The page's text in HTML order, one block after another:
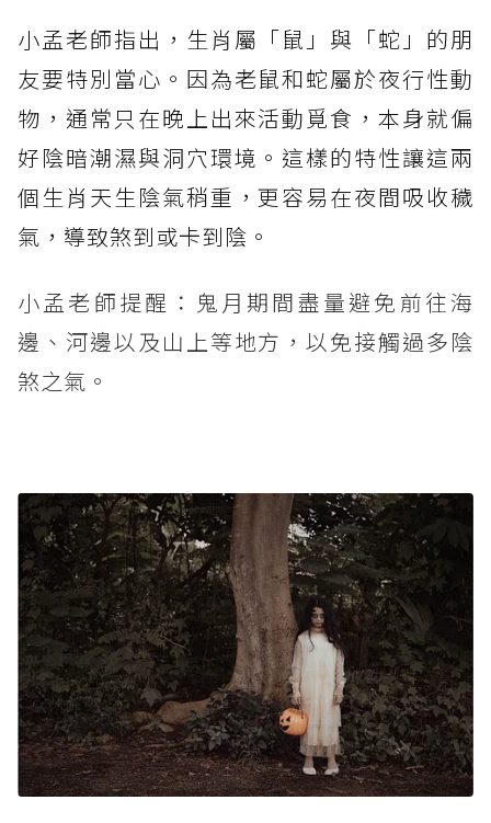
小孟老師指出，生肖屬「鼠」與「蛇」的朋
友要特別當心。因為老鼠和蛇屬於夜行性動
物，通常只在晚上出來活動覓食，本身就偏
好陰暗潮濕與洞穴環境。這樣的特性讓這兩
個生肖天生陰氣稍重，更容易在夜間吸收穢
氣，導致煞到或卡到陰。
小孟老師提醒：鬼月期間盡量避免前往海
邊、河邊以及山上等地方，以免接觸過多陰
煞之氣。